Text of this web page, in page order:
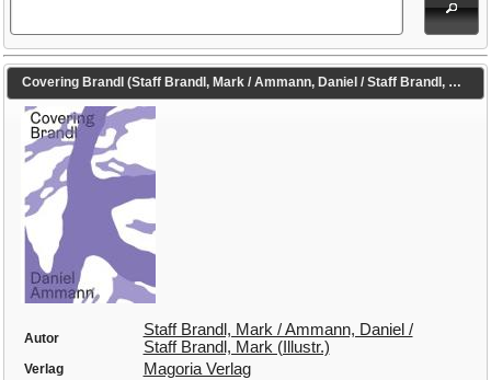
Covering Brandl (Staff Brandl, Mark / Ammann, Daniel / Staff Brandl, Mark (Illustr.))
Autor
Staff Brandl, Mark / Ammann, Daniel /
Staff Brandl, Mark (Illustr.)
Verlag Magoria Verlag